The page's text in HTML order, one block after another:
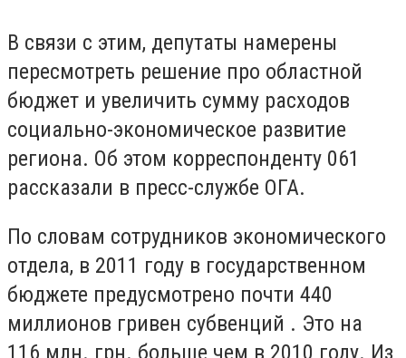
В связи с этим, депутаты намерены
пересмотреть решение про областной
бюджет и увеличить сумму расходов
социально-экономическое развитие
региона. Об этом корреспонденту 061
рассказали в пресс-службе ОГА.
По словам сотрудников экономического
отдела, в 2011 году в государственном
бюджете предусмотрено почти 440
миллионов гривен субвенций . Это на
116 млн. грн. больше чем в 2010 году. Из